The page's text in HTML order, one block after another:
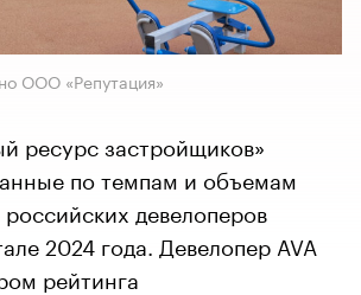
ООО «Репутация»
ресурс застройщиков»
по темпам и объемам
российских девелоперов
2024 года. Девелопер AVA
рейтинга